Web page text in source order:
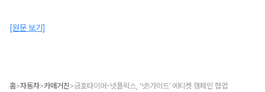
[원문 보기]
홈>자동차>카매거진 >금호타이어-넷플릭스, ‘넷!가이드’ 에티켓 캠페인 협업